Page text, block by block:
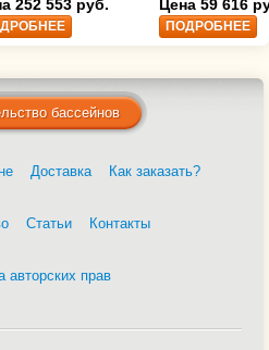
252 553 руб. Цена 59 616
ПОДРОБНЕЕ
бассейнов
Доставка Как заказать?
Статьи Контакты
прав